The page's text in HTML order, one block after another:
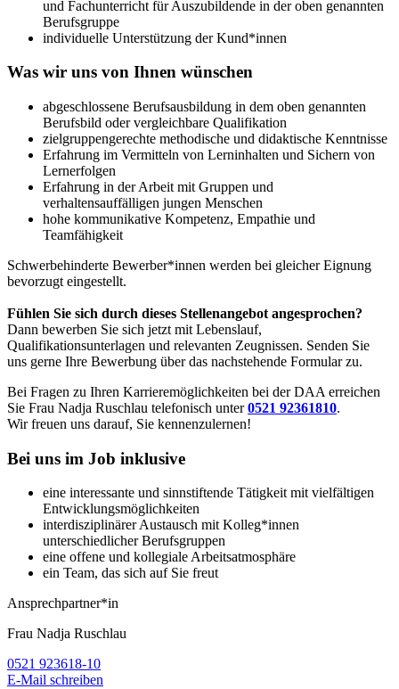
und Fachunterricht für Auszubildende in der oben genannten
Berufsgruppe
individuelle Unterstützung der Kund*innen
Was wir uns von Ihnen wünschen
abgeschlossene Berufsausbildung in dem oben genannten
Berufsbild oder vergleichbare Qualifikation
zielgruppengerechte methodische und didaktische Kenntnisse
Erfahrung im Vermitteln von Lerninhalten und Sichern von
Lernerfolgen
Erfahrung in der Arbeit mit Gruppen und
verhaltensauffälligen jungen Menschen
hohe kommunikative Kompetenz, Empathie und
Teamfähigkeit
Schwerbehinderte Bewerber*innen werden bei gleicher Eignung
bevorzugt eingestellt.
Fühlen Sie sich durch dieses Stellenangebot angesprochen?
Dann bewerben Sie sich jetzt mit Lebenslauf,
Qualifikationsunterlagen und relevanten Zeugnissen. Senden Sie
uns gerne Ihre Bewerbung über das nachstehende Formular zu.
Bei Fragen zu Ihren Karrieremöglichkeiten bei der DAA erreichen
Sie Frau Nadja Ruschlau telefonisch unter0521 92361810.
Wir freuen uns darauf, Sie kennenzulernen!
Bei uns im Job inklusive
eine interessante und sinnstiftende Tätigkeit mit vielfältigen
Entwicklungsmöglichkeiten
interdisziplinärer Austausch mit Kolleg*innen
unterschiedlicher Berufsgruppen
eine offene und kollegiale Arbeitsatmosphäre
ein Team, das sich auf Sie freut
Ansprechpartner*in
Frau Nadja Ruschlau
0521 923618-10
E-Mail schreiben